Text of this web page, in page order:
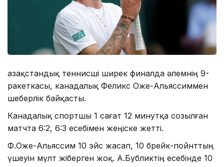
Қазақстандық теннисші ширек финалда әлемнің 9-
ракеткасы, канадалық Феликс Оже-Альяссиммен
шеберлік байқасты.
Канадалық спортшы 1 сағат 12 минутқа созылған
матчта 6:2, 6:3 есебімен жеңіске жетті.
Ф.Оже-Альяссим 10 эйс жасап, 10 брейк-пойнттың
үшеуін мүлт жіберген жоқ. А.Бубликтің есебінде 10